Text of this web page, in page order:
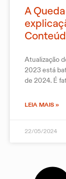
A
Atualização
2023 está
de 2024. É
LEIA MAIS »
22/05/2024